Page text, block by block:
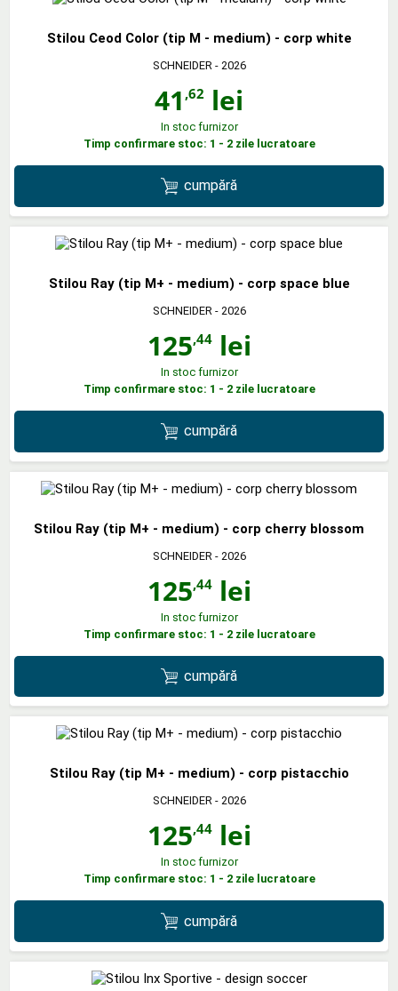
Stilou Ceod Color (tip M - medium) - corp white
SCHNEIDER- 2026
41 ,62 lei
In stoc furnizor
Timp confirmare stoc: 1 - 2 zile lucratoare
cumpără
Stilou Ray (tip M+ - medium) - corp space blue
SCHNEIDER - 2026
125,44lei
In stoc furnizor
Timp confirmare stoc: 1 - 2 zile lucratoare
cumpără
Stilou Ray (tip M+ - medium) - corp cherry blossom
SCHNEIDER - 2026
125,44lei
In stoc furnizor
Timp confirmare stoc: 1 - 2 zile lucratoare
cumpără
Stilou Ray (tip M+ - medium) - corp pistacchio
SCHNEIDER- 2026
125,44lei
In stoc furnizor
Timp confirmare stoc: 1 - 2 zile lucratoare
cumpără